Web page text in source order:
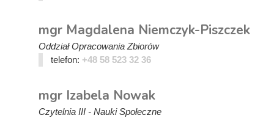
mgr Magdalena Niemczyk-Piszczek
Oddział Opracowania Zbiorów
telefon: +48 58 523 32 36
mgr Izabela Nowak
Czytelnia III - Nauki Społeczne